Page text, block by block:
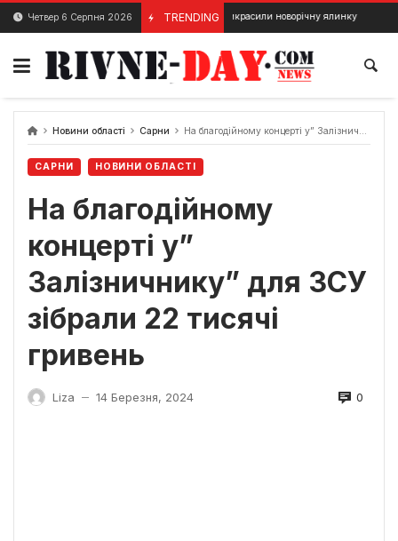
Skip
content
Четвер 6 Серпня 2026 TRENDING
3 Грудня, 2023 У Дубно прикрасили новорічну ялинку 22 Грудня,
Новини області Сарни На благодійному концерті у” Залізничнику” для ЗСУ зібрали 22 тисячі гривень
САРНИ НОВИНИ ОБЛАСТІ
На благодійному
концерті у”
Залізничнику” для ЗСУ
зібрали 22 тисячі
гривень
Liza — 14 Березня, 2024 0